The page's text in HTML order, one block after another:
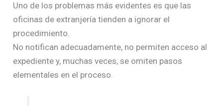
Uno de los problemas más evidentes es que las
oficinas de extranjería tienden a ignorar el
procedimiento.
No notifican adecuadamente, no permiten acceso al
expediente y, muchas veces, se omiten pasos
elementales en el proceso.